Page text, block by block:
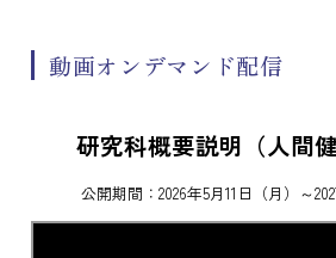
動画オンデマンド配信
研究科概要説明（人間
公開期間：2026年5月11日（月）～